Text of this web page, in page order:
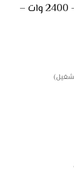
مواصفات غلاية مياه سينكور 1.5 لتر – 2400 وات –